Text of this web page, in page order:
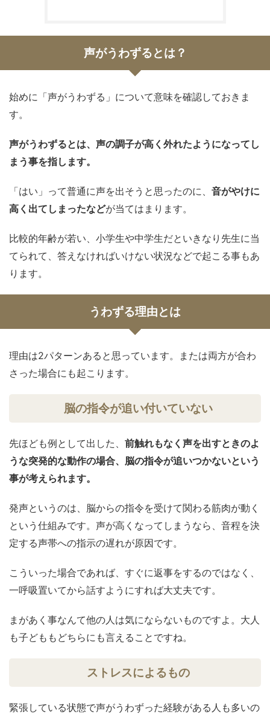
声がうわずるとは？
始めに「声がうわずる」について意味を確認しておきま
す。
声がうわずるとは、声の調子が高く外れたようになってし
まう事を指します。
「はい」って普通に声を出そうと思ったのに、 音がやけに
高く出てしまったなどが当てはまります。
比較的年齢が若い、小学生や中学生だといきなり先生に当
てられて、答えなければいけない状況などで起こる事もあ
ります。
うわずる理由とは
理由は2パターンあると思っています。または両方が合わ
さった場合にも起こります。
脳の指令が追い付いていない
先ほども例として出した、 前触れもなく声を出すときのよ
うな突発的な動作の場合、脳の指令が追いつかないという
事が考えられます。
発声というのは、脳からの指令を受けて関わる筋肉が動く
という仕組みです。声が高くなってしまうなら、音程を決
定する声帯への指示の遅れが原因です。
こういった場合であれば、すぐに返事をするのではなく、
一呼吸置いてから話すようにすれば大丈夫です。
まがあく事なんて他の人は気にならないものですよ。大人
も子どももどちらにも言えることですね。
ストレスによるもの
緊張している状態で声がうわずった経験がある人も多いの